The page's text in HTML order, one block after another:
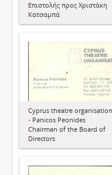
Επιστολής προς Χριστάκη
Κατσαμπά
Cyprus theatre organisation
- Panicos Peonides
Chairman of the Board of
Directors